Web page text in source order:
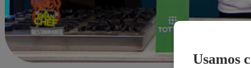
Usamos